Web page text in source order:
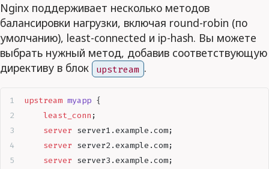
Nginx поддерживает несколько методов
балансировки нагрузки, включая round-robin (по
умолчанию), least-connected и ip-hash. Вы можете
выбрать нужный метод, добавив соответствующую
директиву в блок
upstream .
upstream myapp {
    least_conn
;
    server
server1.example.com;
    server
server2.example.com;
    server
server3.example.com;